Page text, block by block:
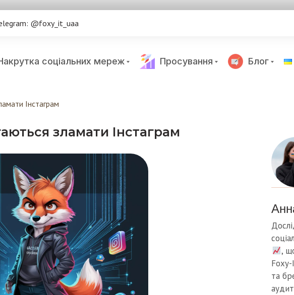
@foxy_it_uaa
соціальних мереж Просування Блог
Інстаграм
зламати Інстаграм
,
та